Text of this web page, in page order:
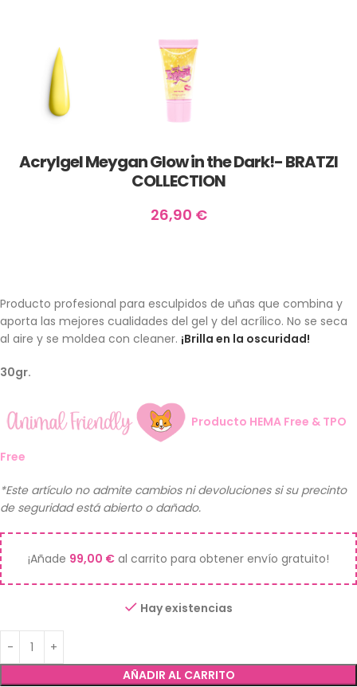
Acrylgel Meygan Glow in the Dark!- BRATZI
COLLECTION
26,90 €
Producto profesional para esculpidos de uñas que combina y
aporta las mejores cualidades del gel y del acrílico. No se seca
al aire y se moldea con cleaner. ¡Brilla en la oscuridad!
30gr.
Producto HEMA Free & TPO
Free
*Este artículo no admite cambios ni devoluciones si su precinto
de seguridad está abierto o dañado.
¡Añade 99,00 € al carrito para obtener envío gratuito!
Hay existencias
AÑADIR AL CARRITO